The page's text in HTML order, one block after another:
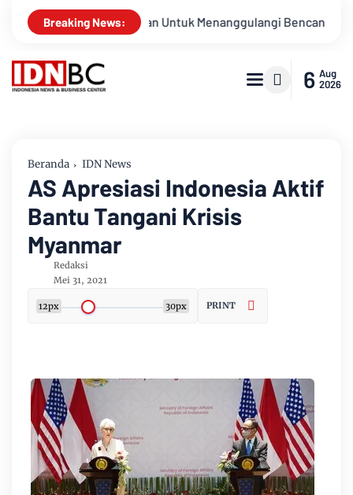
Breaking News:
Untuk Menanggulangi Bencana Alam Kabupaten
6 Aug
2026
Beranda IDN News
AS Apresiasi Indonesia Aktif
Bantu Tangani Krisis
Myanmar
Redaksi
Mei 31, 2021
12px 30px PRINT